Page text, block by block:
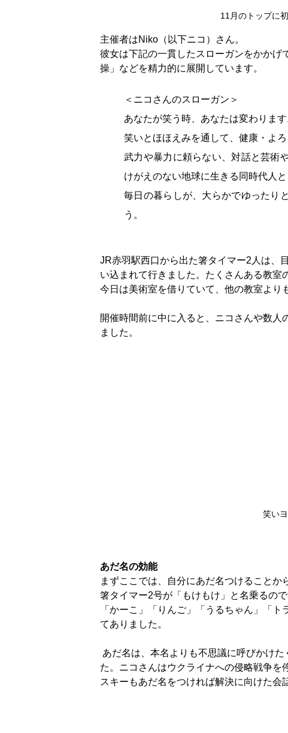
11月のトップに
主催者はNiko（以下ニコ）さん。
彼女は下記の一貫したスローガンをかか
操」などを精力的に展開しています。
＜ニコさんのスローガン＞
あなたが笑う時、あなたは変わりま
笑いとほほえみを通して、健康・よ
武力や暴力に頼らない、対話と芸術
けがえのない地球に生きる同時代人
毎日の暮らしが、大らかでゆったり
う。
JR赤羽駅西口から出た箸タイマー2人は、
い込まれて行きました。たくさんある教室
今日は美術室を借りていて、他の教室より
開催時間前に中に入ると、ニコさんや数
ました。
笑い
あだ名の効能
まずここでは、自分にあだ名つけることか
箸タイマー2号が「もけもけ」と名乗るの
「かーこ」「りんご」「うるちゃん」「
てありました。
た。ニコさんはウクライナへの侵略戦争
スキーもあだ名をつければ解決に向けた会